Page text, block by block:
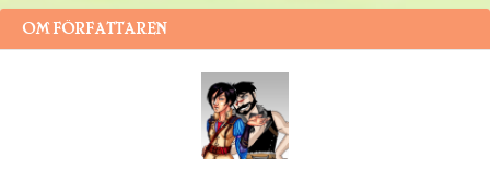
OM FÖRFATTAREN